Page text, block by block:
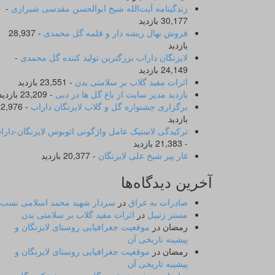
زندگینامه آیت‌الله شیخ ابوالحسن‌ مقدسی شیرازی‌ -
30,177 بازدید
فروش نهال ریشه دار و قلمه گل محمدی
- 28,937
بازدید
لایزنگان داراب بزرگترین تولید کننده گل محمدی -
24,149 بازدید
اثرات مفید گلاب بر سلامتی بدن - 23,551 بازدید
بازدید مدیر سایت از باغ گل ها در دبی - 23,209 بازدید
برگزاری جشنواره گل و گلاب لایزنگان داراب
بازدید
ترکیدگی لاستیک عامل واژگونی اتوبوس لایزنگان-
- 21,383 بازدید
غار پیر شیخ علی لایزنگان - 20,377 بازدید
آخرین دیدگاه‌ها
صادرات به عراق در سردار شهید محمد اسلامی نسب
مستر زنبیل در اثرات مفید گلاب بر سلامتی بدن
رمضان در موقعیت جغرافیایی روستای لایزنگان و
پیشینه تاریخی آن
رمضان در موقعیت جغرافیایی روستای لایزنگان و
پیشینه تاریخی آن